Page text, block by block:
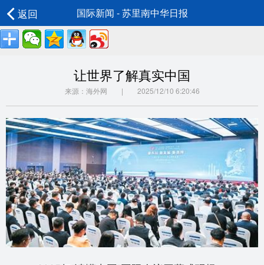
返回 国际新闻 - 苏里南中华日报
让世界了解真实中国
来源：海外网 | 2025/12/10 6:20:46